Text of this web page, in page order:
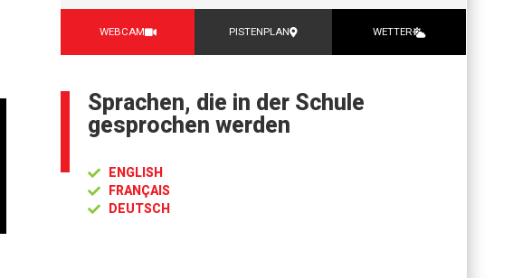
WEBCAM PISTENPLAN WETTER
Sprachen, die in der Schule
gesprochen werden
ENGLISH
FRANÇAIS
DEUTSCH